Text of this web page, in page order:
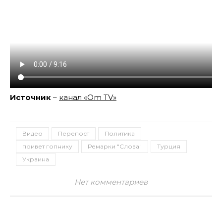
Источник – канал «Om TV»
Видео Перепост
Политика
привет гопнику
Ремарки "Слова"
Турция
Украина
Нет комментариев